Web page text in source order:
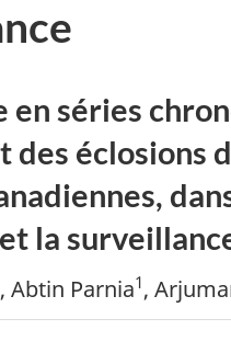
en séries
des éclosions
la
, Abtin Parnia1,